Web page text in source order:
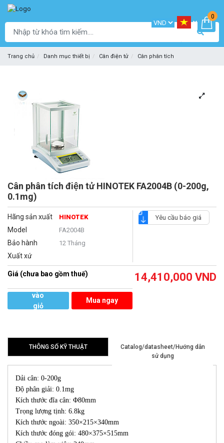
0
Trang chủ Danh mục thiết bị Cân điện tử Cân phân tích
Cân phân tích điện tử HINOTEK FA2004B (0-200g,
0.1mg)
Hãng sản xuất HINOTEK
Model FA2004B
Bảo hành 12 Tháng
Xuất xứ
Yêu cầu báo giá
Giá (chưa bao gồm thuế) 14,410,000 VND
vào
giỏ
Mua ngay
THÔNG SỐ KỸ THUẬT
Catalog/datasheet/Hướng dẫn
sử dụng
Dải cân: 0-200g
Độ phân giải: 0.1mg
Kích thước đĩa cân: Φ80mm
Trọng lượng tịnh: 6.8kg
Kích thước ngoài: 350×215×340mm
Kích thước đóng gói: 480×375×515mm